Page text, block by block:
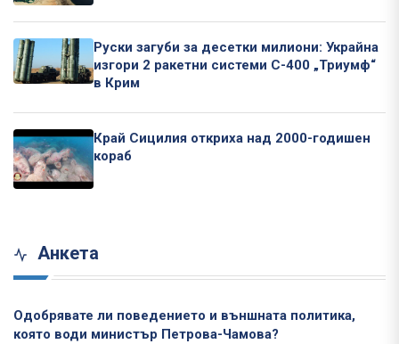
Руски загуби за десетки милиони: Украйна
изгори 2 ракетни системи С-400 „Триумф“
в Крим
Край Сицилия откриха над 2000-годишен
кораб
Анкета
Одобрявате ли поведението и външната политика,
която води министър Петрова-Чамова?